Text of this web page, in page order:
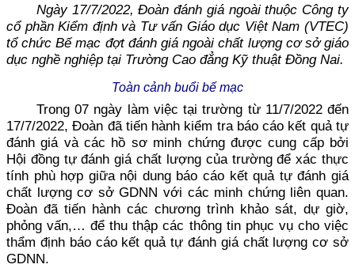
Ngày 17/7/2022, Đoàn đánh giá ngoài thuộc Công ty
cổ phần Kiểm định và Tư vấn Giáo dục Việt Nam (VTEC)
tổ chức Bế mạc đợt đánh giá ngoài chất lượng cơ sở giáo
dục nghề nghiệp tại Trường Cao đẳng Kỹ thuật Đồng Nai.
Toàn cảnh buổi bế mạc
Trong 07 ngày làm việc tại trường từ 11/7/2022 đến
17/7/2022, Đoàn đã tiến hành kiểm tra báo cáo kết quả tự
đánh giá và các hồ sơ minh chứng được cung cấp bởi
Hội đồng tự đánh giá chất lượng của trường để xác thực
tính phù hợp giữa nội dung báo cáo kết quả tự đánh giá
chất lượng cơ sở GDNN với các minh chứng liên quan.
Đoàn đã tiến hành các chương trình khảo sát, dự giờ,
phỏng vấn,… để thu thập các thông tin phục vụ cho việc
thẩm định báo cáo kết quả tự đánh giá chất lượng cơ sở
GDNN.